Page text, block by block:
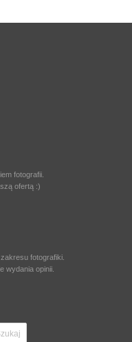
fotografii.
ofertą :)
fotografiki.
wydania opinii.